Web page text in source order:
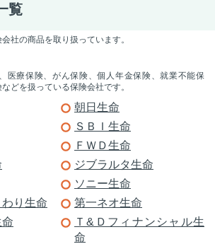
覧
社の商品を取り扱っています。
医療保険、がん保険、個人年金保険、就業不能保
どを扱っている保険会社です。
朝日生命
ＳＢＩ生命
ＦＷＤ生命
ジブラルタ生命
ソニー生命
り生命
第一ネオ生命
Ｔ&Ｄフィナンシャル生
命